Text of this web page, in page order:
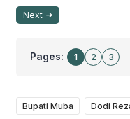
Next
Pages: 1 2 3
Bupati Muba Dodi